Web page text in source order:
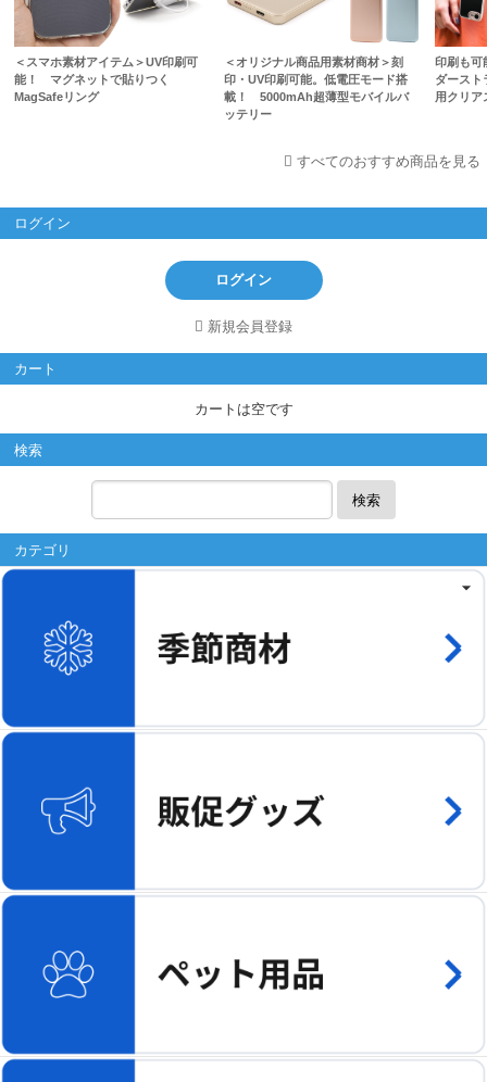
＜スマホ素材アイテム＞UV印刷可
能！ マグネットで貼りつく
MagSafeリング
＜オリジナル商品用素材商材＞刻
印・UV印刷可能。低電圧モード搭
載！ 5000mAh超薄型モバイルバ
ッテリー
印刷も可
ダースト
用クリア
すべてのおすすめ商品を見る
ログイン
ログイン
新規会員登録
カート
カートは空です
検索
検索
カテゴリ